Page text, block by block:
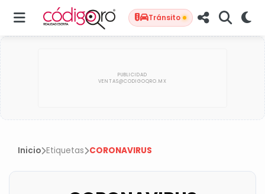
Tránsito
Inicio Etiquetas CORONAVIRUS